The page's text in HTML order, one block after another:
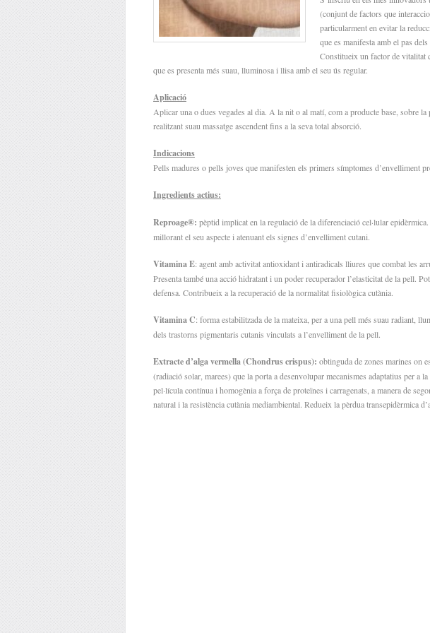
(conjunt de factors que
particularment en evitar la
que es manifesta amb el pas dels
Constitueix un factor de vitalitat
que es presenta més suau, lluminosa i llisa amb el seu ús regular.
Aplicació
Aplicar una o dues vegades al dia. A la nit o al matí, com a producte base, sobre la
realitzant suau massatge ascendent fins a la seva total absorció.
Indicacions
Pells madures o pells joves que manifesten els primers símptomes d’envelliment
Ingredients actius:
Reproage®: pèptid implicat en la regulació de la diferenciació cel·lular
millorant el seu aspecte i atenuant els signes d’envelliment cutani.
Vitamina E: agent amb activitat antioxidant i antiradicals lliures que combat les
Presenta també una acció hidratant i un poder recuperador l’elasticitat de la pell.
defensa. Contribueix a la recuperació de la normalitat fisiològica cutània.
Vitamina C: forma estabilitzada de la mateixa, per a una pell més suau radiant,
dels trastorns pigmentaris cutanis vinculats a l’envelliment de la pell.
Extracte d’alga vermella (Chondrus crispus): obtinguda de zones marines on
(radiació solar, marees) que la porta a desenvolupar mecanismes adaptatius per a
pel·lícula contínua i homogènia a força de proteïnes i carragenats, a manera de
natural i la resistència cutània mediambiental. Redueix la pèrdua transepidèrmica